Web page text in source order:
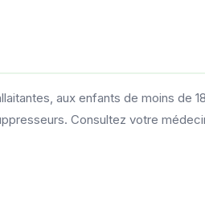
aux enfants de moins de
Consultez votre